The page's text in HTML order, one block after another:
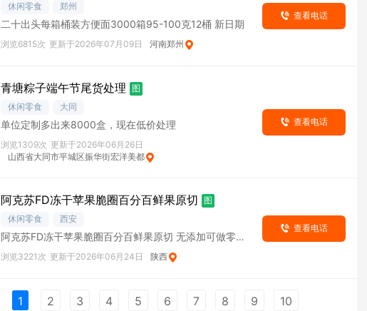
休闲零食
郑州
二十出头每箱桶装方便面3000箱95-100克12桶 新日期
浏览6815次 更新于2026年07月09日 河南郑州
查看电话
青塘粽子端午节尾货处理
图
休闲零食
大同
单位定制多出来8000盒，现在低价处理
浏览1309次 更新于2026年06月26日
山西省大同市平城区振华街宏洋美都
查看电话
阿克苏FD冻干苹果脆圈百分百鲜果原切
图
休闲零食
西安
阿克苏FD冻干苹果脆圈百分百鲜果原切 无添加可做零食
可泡茶
浏览3221次 更新于2026年06月24日 陕西
查看电话
1 2 3 4 5 6 7 8 9 10